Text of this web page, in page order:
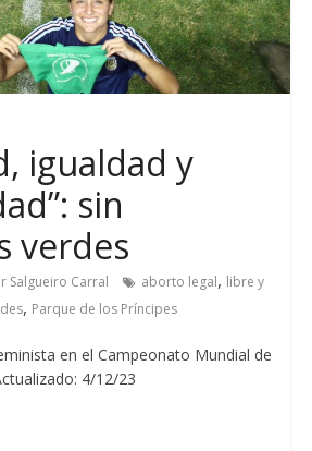
igualdad y
sin
verdes
Salgueiro Carral aborto legal, libre y
, Parque de los Príncipes
en el Campeonato Mundial de
4/12/23